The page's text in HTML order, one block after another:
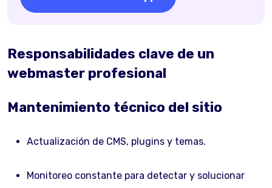
Responsabilidades clave de un
webmaster profesional
Mantenimiento técnico del sitio
Actualización de CMS, plugins y temas.
Monitoreo constante para detectar y solucionar